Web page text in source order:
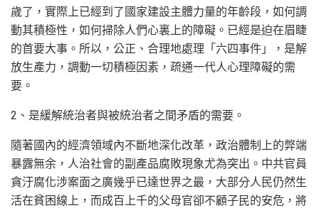
歲了，實際上已經到了國家建設主體力量的年齡段，如何調
動其積極性，如何掃除人們心裏上的障礙。已經是迫在眉睫
的首要大事。所以，公正、合理地處理「六四事件」，是解
放生產力，調動一切積極因素，疏通一代人心理障礙的需
要。
2、是緩解統治者與被統治者之間矛盾的需要。
隨著國內的經濟領域內不斷地深化改革，政治體制上的弊端
暴露無余，人治社會的副產品腐敗現象尤為突出。中共官員
貪汙腐化涉案面之廣幾乎已達世界之最，大部分人民仍然生
活在貧困線上，而成百上千的父母官卻不顧子民的安危，將